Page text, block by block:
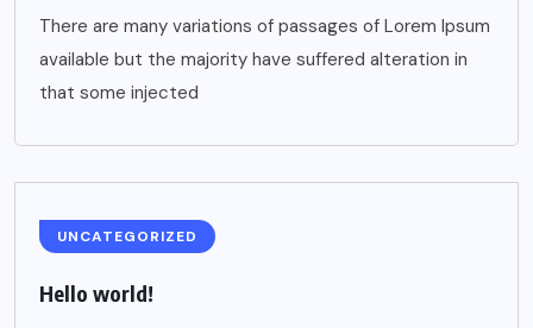
There are many variations of passages of Lorem Ipsum
available but the majority have suffered alteration in
that some injected
UNCATEGORIZED
Hello world!